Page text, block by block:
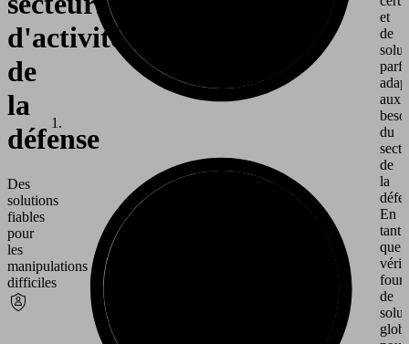
d'activité
de
la
défense
Des
solutions
fiables
pour
les
manipulations
difficiles
et
de
aux
du
de
la
En
tant
que
de